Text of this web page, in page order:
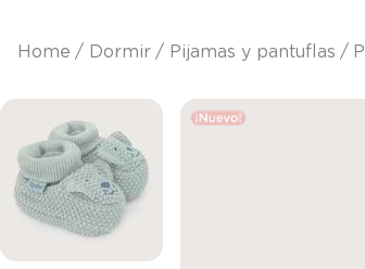
dormir pijamas y pantuflas